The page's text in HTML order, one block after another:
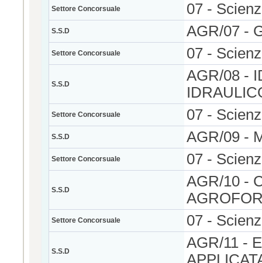
Settore Concorsuale 07 -
S.S.D AGR/07 -
Settore Concorsuale 07 -
S.S.D
AGR/08 -
Settore Concorsuale 07 -
S.S.D AGR/09 -
Settore Concorsuale 07 -
S.S.D
AGR/10 -
Settore Concorsuale 07 -
S.S.D
AGR/11 -